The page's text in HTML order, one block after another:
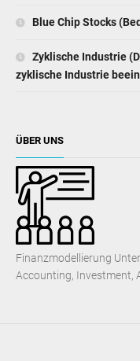
Blue Chip Stocks
Zyklische Industrie
zyklische Industrie
ÜBER UNS
Finanzmodellierung
Accounting, Investment,